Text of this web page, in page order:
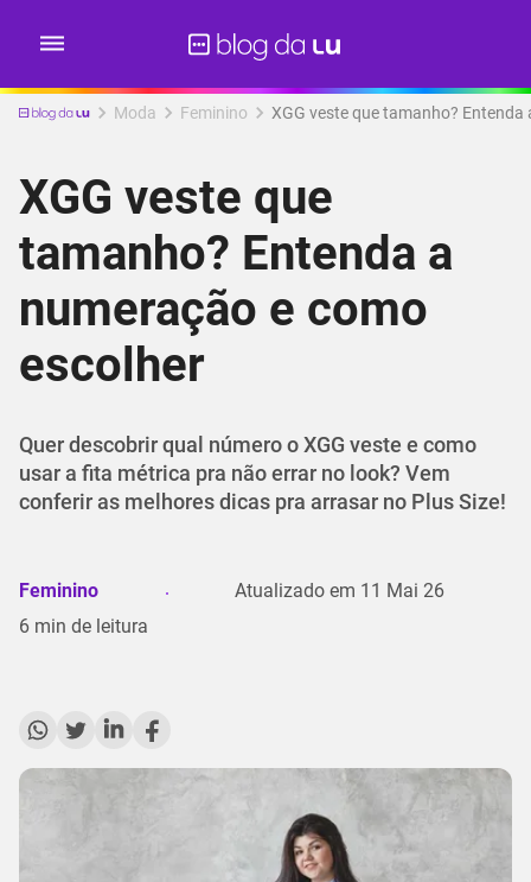
Moda Feminino XGG veste que tamanho?
XGG veste que
tamanho? Entenda a
numeração e como
escolher
Quer descobrir qual número o XGG veste e como
usar a fita métrica pra não errar no look? Vem
conferir as melhores dicas pra arrasar no Plus Size!
Feminino Atualizado em 11 Mai 26
6 min de leitura